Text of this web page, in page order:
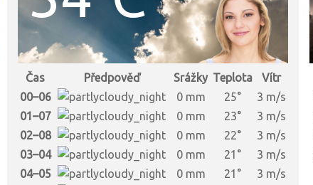
Čas Předpověď Srážky Teplota
Vítr
00–06
0 mm 25°
3 m/s
01–07
0 mm 23°
3 m/s
02–08
0 mm 22°
3 m/s
03–04
0 mm 21°
3 m/s
04–05
0 mm 21°
3 m/s